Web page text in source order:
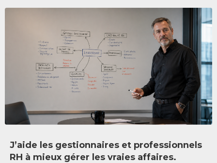
J’aide les gestionnaires et professionnels
RH à mieux gérer les vraies affaires.